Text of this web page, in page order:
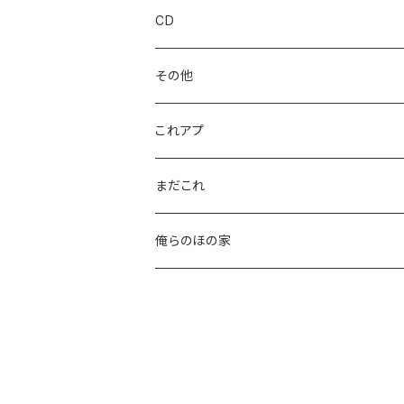
CD
その他
これアプ
まだこれ
俺らのほの家